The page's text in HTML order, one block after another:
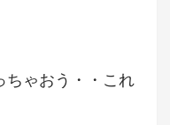
ちゃおう・・これ